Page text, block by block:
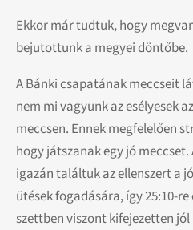
Ekkor már tudtuk, hogy
bejutottunk a megyei döntőbe.
A Bánki csapatának meccseit
nem mi vagyunk az esélyesek
meccsen. Ennek megfelelően
hogy játszanak egy jó meccset.
igazán találtuk az ellenszert a
ütések fogadására, így 25:10-
szettben viszont kifejezetten